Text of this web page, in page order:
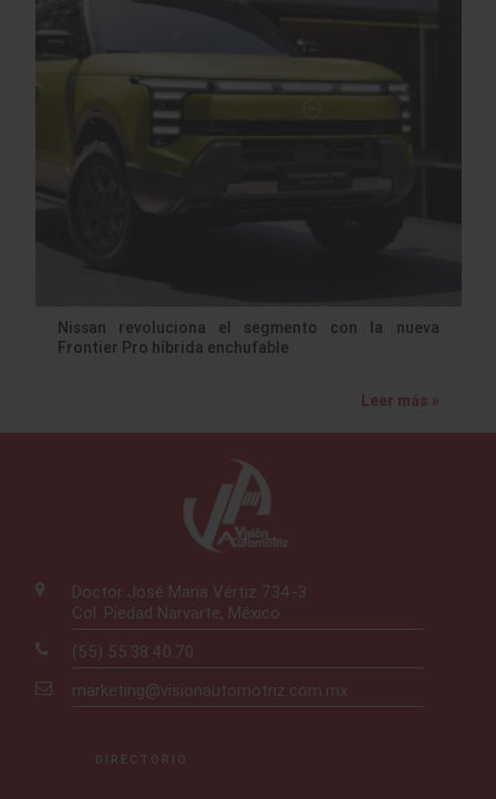
Nissan revoluciona el segmento con la nueva
Frontier Pro híbrida enchufable
Leer más »
Doctor José María Vértiz 734-3
Col. Piedad Narvarte, México
(55) 55.38.40.70
marketing@visionautomotriz.com.mx
DIRECTORIO